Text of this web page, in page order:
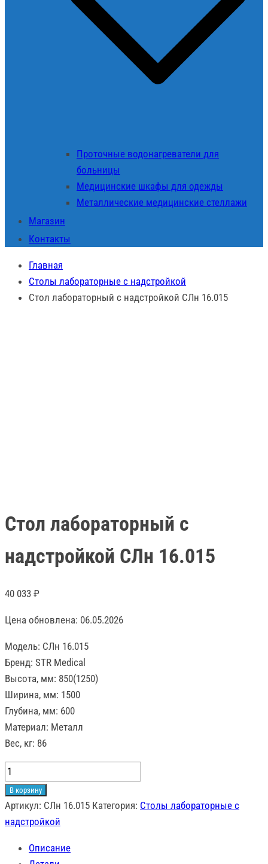
Проточные водонагреватели для
больницы
Медицинские шкафы для одежды
Металлические медицинские стеллажи
Магазин
Контакты
Главная
Столы лабораторные с надстройкой
Стол лабораторный с надстройкой СЛн 16.015
Стол лабораторный с
надстройкой СЛн 16.015
40 033 ₽
Цена обновлена: 06.05.2026
Модель: СЛн 16.015
Бренд: STR Medical
Высота, мм: 850(1250)
Ширина, мм: 1500
Глубина, мм: 600
Материал: Металл
Вес, кг: 86
Количество
товара
Стол
лабораторный
надстройкой
В корзину
Артикул: СЛн 16.015 Категория: Столы лабораторные с
надстройкой
Описание